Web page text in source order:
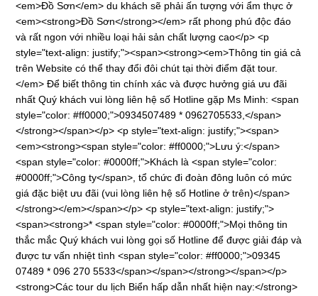
<em>Đồ Sơn</em> du khách sẽ phải ấn tượng với ẩm thực ở
<em><strong>Đồ Sơn</strong></em> rất phong phú độc đáo
và rất ngon với nhiều loại hải sản chất lượng cao</p> <p
style="text-align: justify;"><span><strong><em>Thông tin giá cả
trên Website có thể thay đổi đôi chút tại thời điểm đặt tour.
</em> Để biết thông tin chính xác và được hưởng giá ưu đãi
nhất Quý khách vui lòng liên hệ số Hotline gặp Ms Minh: <span
style="color: #ff0000;">0934507489 * 0962705533,</span>
</strong></span></p> <p style="text-align: justify;"><span>
<em><strong><span style="color: #ff0000;">Lưu ý:</span>
<span style="color: #0000ff;">Khách là <span style="color:
#0000ff;">Công ty</span>, tổ chức đi đoàn đông luôn có mức
giá đặc biệt ưu đãi (vui lòng liên hệ số Hotline ở trên)</span>
</strong></em></span></p> <p style="text-align: justify;">
<span><strong>* <span style="color: #0000ff;">Mọi thông tin
thắc mắc Quý khách vui lòng gọi số Hotline để được giải đáp và
được tư vấn nhiệt tình <span style="color: #ff0000;">09345
07489 * 096 270 5533</span></span></strong></span></p>
<strong>Các tour du lịch Biển hấp dẫn nhất hiện nay:</strong>